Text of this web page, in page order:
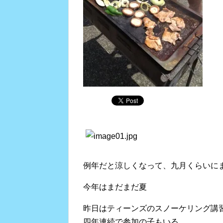
例年だと涼しくなって、九月くらいに
今年はまだまだ夏
昨日はティーンズのスノーケリング講